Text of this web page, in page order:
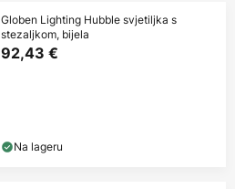
Globen Lighting Hubble svjetiljka s
stezaljkom, bijela
92,43 €
Na lageru